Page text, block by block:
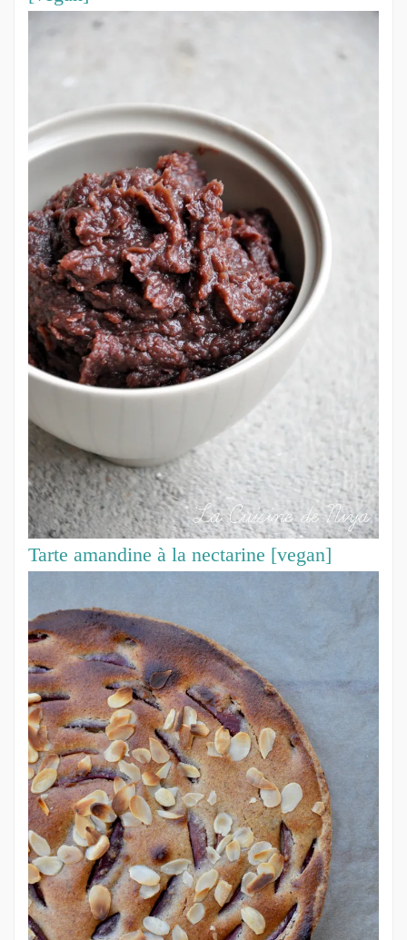
Tarte amandine à la nectarine [vegan]